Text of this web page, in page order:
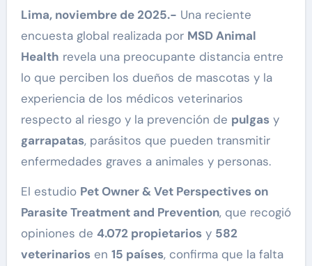
Lima, noviembre de 2025.- Una reciente
encuesta global realizada por MSD Animal
Health revela una preocupante distancia entre
lo que perciben los dueños de mascotas y la
experiencia de los médicos veterinarios
respecto al riesgo y la prevención de pulgasy
garrapatas, parásitos que pueden transmitir
enfermedades graves a animales y personas.
El estudio Pet Owner & Vet Perspectives on
Parasite Treatment and Prevention, que recogió
opiniones de 4.072 propietariosy 582
veterinariosen 15 países, confirma que la falta